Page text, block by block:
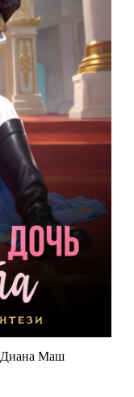
Диана Маш